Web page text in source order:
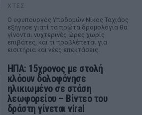
ΧΤΕΣ
Ο υφυπουργός Υποδομών Νίκος Ταχιάος
εξήγησε γιατί τα πρώτα δρομολόγια θα
γίνονται νυχτερινές ώρες χωρίς
επιβάτες, και τι προβλέπεται για
εισιτήρια και νέες επεκτάσεις.
ΗΠΑ: 15χρονος με στολή
κλόουν δολοφόνησε
ηλικιωμένο σε στάση
λεωφορείου – Βίντεο του
δράστη γίνεται viral